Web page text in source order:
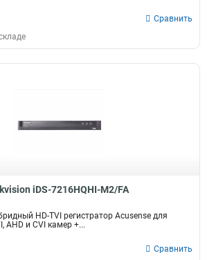
Сравнить
iDS-7216HQHI-M2/FA
HD-TVI регистратор Acusense для
AHD и CVI камер +...
Сравнить